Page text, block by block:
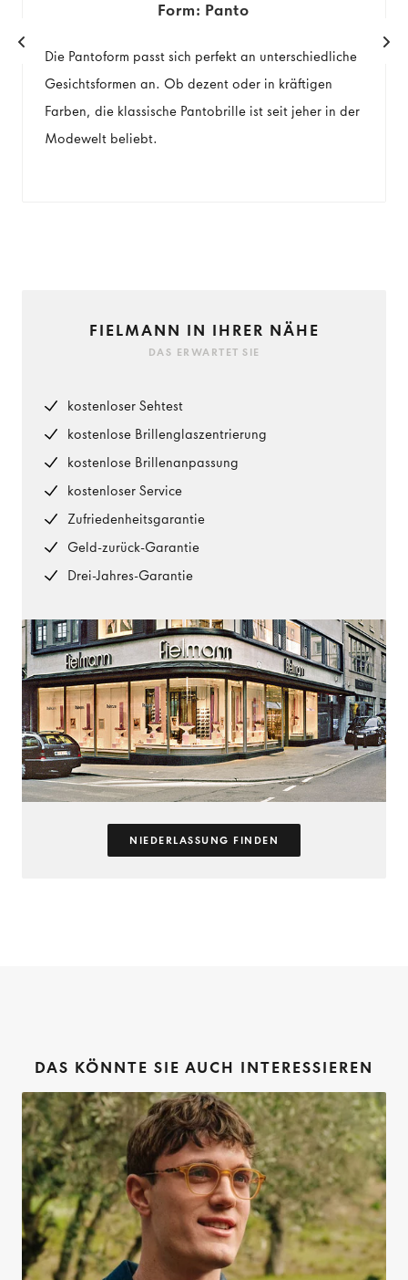
Form: Panto
Die Pantoform passt sich perfekt an unterschiedliche
Gesichtsformen an. Ob dezent oder in kräftigen
Farben, die klassische Pantobrille ist seit jeher in der
Modewelt beliebt.
FIELMANN IN IHRER NÄHE
DAS ERWARTET SIE
kostenloser Sehtest
kostenlose Brillenglaszentrierung
kostenlose Brillenanpassung
kostenloser Service
Zufriedenheitsgarantie
Geld-zurück-Garantie
Drei-Jahres-Garantie
NIEDERLASSUNG FINDEN
DAS KÖNNTE SIE AUCH INTERESSIEREN